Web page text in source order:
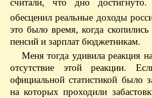
считали, что дно
обесценил реальные доходы
это было время, когда
пенсий и зарплат бюджетникам.
Меня тогда удивила реакция
отсутствие этой реакции.
официальной статистикой было
на которых проходили